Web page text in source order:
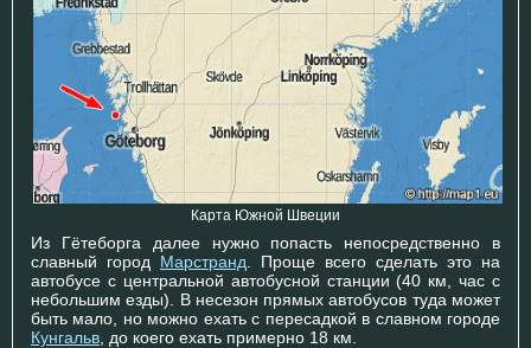
Карта Южной Швеции
Из Гётеборга далее нужно попасть непосредственно в
славный город Марстранд . Проще всего сделать это на
автобусе с центральной автобусной станции (40 км, час с
небольшим езды). В несезон прямых автобусов туда может
быть мало, но можно ехать с пересадкой в славном городе
Кунгальв , до коего ехать примерно 18 км.